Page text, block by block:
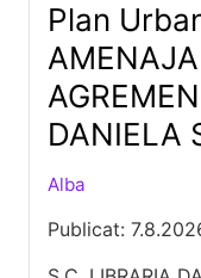
Plan
DANIELA
Alba
Publicat: